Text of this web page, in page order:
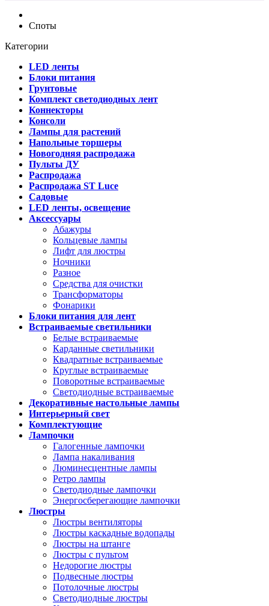
Споты
Категории
LED ленты
Блоки питания
Грунтовые
Комплект светодиодных лент
Коннекторы
Консоли
Лампы для растений
Напольные торшеры
Новогодняя распродажа
Пульты ДУ
Распродажа
Распродажа ST Luce
Садовые
LED ленты, освещение
Аксессуары
Абажуры
Кольцевые лампы
Лифт для люстры
Ночники
Разное
Средства для очистки
Трансформаторы
Фонарики
Блоки питания для лент
Встраиваемые светильники
Белые встраиваемые
Карданные светильники
Квадратные встраиваемые
Круглые встраиваемые
Поворотные встраиваемые
Светодиодные встраиваемые
Декоративные настольные лампы
Интерьерный свет
Комплектующие
Лампочки
Галогенные лампочки
Лампа накаливания
Люминесцентные лампы
Ретро лампы
Светодиодные лампочки
Энергосберегающие лампочки
Люстры
Люстры вентиляторы
Люстры каскадные водопады
Люстры на штанге
Люстры с пультом
Недорогие люстры
Подвесные люстры
Потолочные люстры
Светодиодные люстры